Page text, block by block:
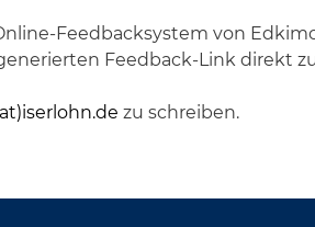
Feedbacksystem von
Feedback-Link direkt
zu schreiben.